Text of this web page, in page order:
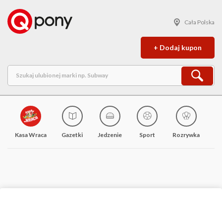
Cała Polska
+ Dodaj kupon
Kasa Wraca Gazetki Jedzenie Sport Rozrywka